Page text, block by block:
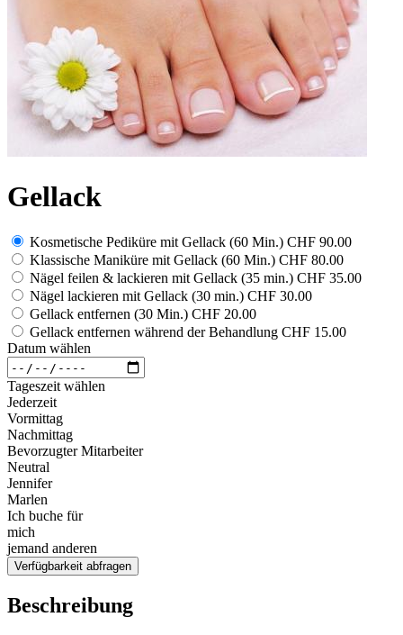
Gellack
Kosmetische Pediküre mit Gellack (60 Min.) CHF 90.00
Klassische Maniküre mit Gellack (60 Min.) CHF 80.00
Nägel feilen & lackieren mit Gellack (35 min.) CHF 35.00
Nägel lackieren mit Gellack (30 min.) CHF 30.00
Gellack entfernen (30 Min.) CHF 20.00
Gellack entfernen während der Behandlung CHF 15.00
Datum wählen
Tageszeit wählen
Jederzeit
Vormittag
Nachmittag
Bevorzugter Mitarbeiter
Neutral
Jennifer
Marlen
Ich buche für
mich
jemand anderen
Verfügbarkeit abfragen
Beschreibung